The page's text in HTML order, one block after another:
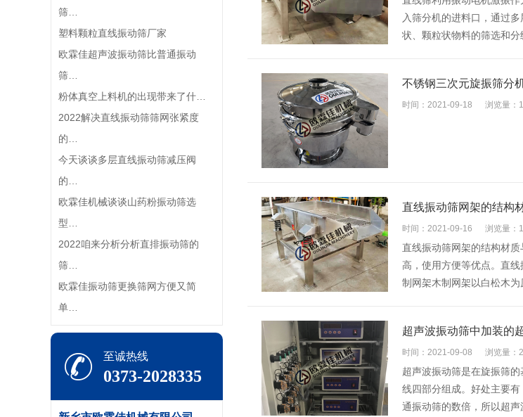
筛…
塑料颗粒直线振动筛厂家
欧霖佳超声波振动筛比普通振动
筛…
​粉体真空上料机的出现带来了什…
2022解决直线振动筛筛网张紧度
的…
今天谈谈多层直线振动筛减压阀
的…
欧霖佳机械谈谈山药粉振动筛选
型…
2022咱来分析分析直排振动筛的
筛…
欧霖佳振动筛更换筛网方便又简
单…
至诚热线
0373-2028335
入筛分机的进料口，通过
状、颗粒状物料的筛选和
不锈钢三次元旋振筛分
时间：2021-09-18 浏览量：
直线振动筛网架的结构
时间：2021-09-16 浏览量：
直线振动筛网架的结构材
高，使用方便等优点。直
制网架木制网架以白松木
超声波振动筛中加装的
时间：2021-09-08 浏览量：
超声波振动筛是在旋振筛
线四部分组成。好处主要
通振动筛的数倍，所以超